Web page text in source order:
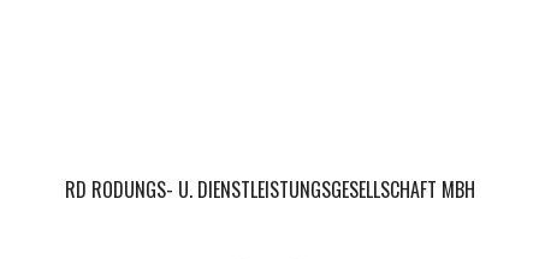
RD RODUNGS- U. DIENSTLEISTUNGSGESELLSCHAFT MBH